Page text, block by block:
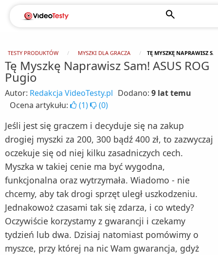
TESTY PRODUKTÓW MYSZKI DLA GRACZA TĘ MYSZKĘ NAPRAWISZ
Tę Myszkę Naprawisz Sam! ASUS ROG
Pugio
Autor: Redakcja VideoTesty.pl Dodano: 9 lat temu
Ocena artykułu:
(1) (0)
Jeśli jest się graczem i decyduje się na zakup
drogiej myszki za 200, 300 bądź 400 zł, to zazwyczaj
oczekuje się od niej kilku zasadniczych cech.
Myszka w takiej cenie ma być wygodna,
funkcjonalna oraz wytrzymała. Wiadomo - nie
chcemy, aby tak drogi sprzęt uległ uszkodzeniu.
Jednakowoż czasami tak się zdarza, i co wtedy?
Oczywiście korzystamy z gwarancji i czekamy
tydzień lub dwa. Dzisiaj natomiast pomówimy o
myszce, przy której na nic Wam gwarancja, gdyż